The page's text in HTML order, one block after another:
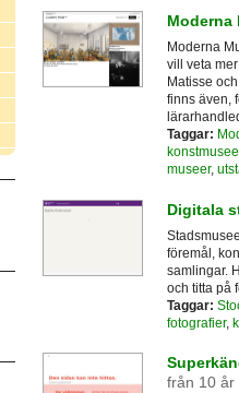
Moderna
Moderna
vill veta
Matisse
finns även,
Taggar:
museer,
Digitala
föremål,
samlingar.
och titta på
Taggar:
fotografier,
från 10 år